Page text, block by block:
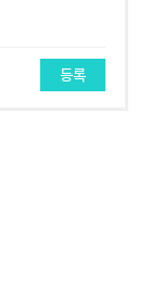
등록